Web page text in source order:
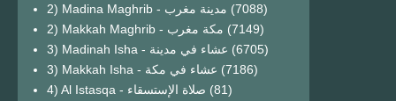
2) Madina Maghrib - مدينة مغرب (7088)
2) Makkah Maghrib - مكة مغرب (7149)
3) Madinah Isha - عشاء في مدينة (6705)
3) Makkah Isha - عشاء في مكة (7186)
4) Al Istasqa - صلاة الإستسقاء (81)